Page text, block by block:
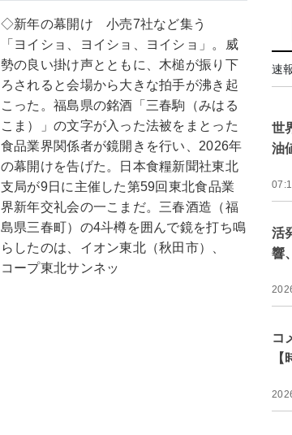
◇新年の幕開け 小売7社など集う
「ヨイショ、ヨイショ、ヨイショ」。威
勢の良い掛け声とともに、木槌が振り下
ろされると会場から大きな拍手が沸き起
こった。福島県の銘酒「三春駒（みはる
こま）」の文字が入った法被をまとった
食品業界関係者が鏡開きを行い、2026年
の幕開けを告げた。日本食糧新聞社東北
支局が9日に主催した第59回東北食品業
界新年交礼会の一こまだ。三春酒造（福
島県三春町）の4斗樽を囲んで鏡を打ち鳴
らしたのは、イオン東北（秋田市）、
コープ東北サンネッ
速
世
油
活
響
コ